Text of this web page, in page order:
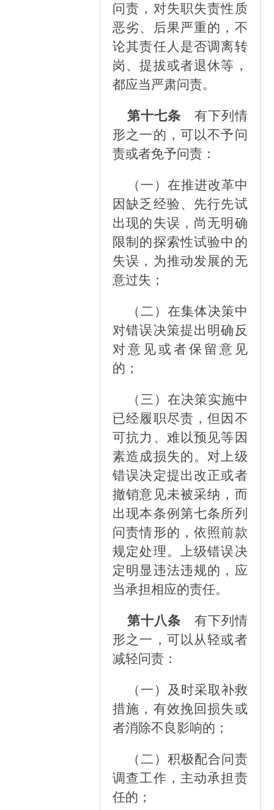
问责，对失职失责性质
恶劣、后果严重的，不
论其责任人是否调离转
岗、提拔或者退休等，
都应当严肃问责。
第十七条 有下列情
形之一的，可以不予问
责或者免予问责：
（一） 在推进改革中
因缺乏经验、先行先试
出现的失误，尚无明确
限制的探索性试验中的
失误，为推动发展的无
意过失；
（二） 在集体决策中
对错误决策提出明确反
对意见或者保留意见
的；
（三） 在决策实施中
已经履职尽责，但因不
可抗力、难以预见等因
素造成损失的。对上级
错误决定提出改正或者
撤销意见未被采纳，而
出现本条例第七条所列
问责情形的，依照前款
规定处理。上级错误决
定明显违法违规的，应
当承担相应的责任。
第十八条 有下列情
形之一，可以从轻或者
减轻问责：
（一） 及时采取补救
措施，有效挽回损失或
者消除不良影响的；
（二） 积极配合问责
调查工作，主动承担责
任的；